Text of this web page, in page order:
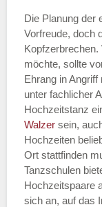
Die Planung der
Vorfreude, doch
möchte, sollte
Ehrang in
unter fachlicher
Hochzeitstanz
Walzer sein,
Hochzeiten
Ort stattfinden
Tanzschulen
Hochzeitspaare
sich an, auf das